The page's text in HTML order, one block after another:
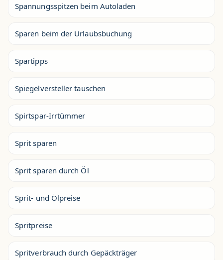
Spannungsspitzen beim Autoladen
Sparen beim der Urlaubsbuchung
Spartipps
Spiegelversteller tauschen
Spirtspar-Irrtümmer
Sprit sparen
Sprit sparen durch Öl
Sprit- und Ölpreise
Spritpreise
Spritverbrauch durch Gepäckträger